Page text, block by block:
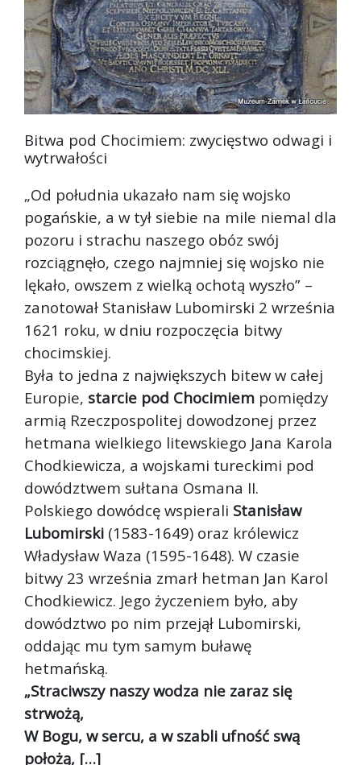
Bitwa pod Chocimiem: zwycięstwo odwagi i
wytrwałości
„Od południa ukazało nam się wojsko
pogańskie, a w tył siebie na mile niemal dla
pozoru i strachu naszego obóz swój
rozciągnęło, czego najmniej się wojsko nie
lękało, owszem z wielką ochotą wyszło” –
zanotował Stanisław Lubomirski 2 września
1621 roku, w dniu rozpoczęcia bitwy
chocimskiej.
Była to jedna z największych bitew w całej
Europie, starcie pod Chocimiem pomiędzy
armią Rzeczpospolitej dowodzonej przez
hetmana wielkiego litewskiego Jana Karola
Chodkiewicza, a wojskami tureckimi pod
dowództwem sułtana Osmana II.
Polskiego dowódcę wspierali Stanisław
Lubomirski (1583-1649) oraz królewicz
Władysław Waza (1595-1648). W czasie
bitwy 23 września zmarł hetman Jan Karol
Chodkiewicz. Jego życzeniem było, aby
dowództwo po nim przejął Lubomirski,
oddając mu tym samym buławę
hetmańską.
„Straciwszy naszy wodza nie zaraz się
strwożą,
W Bogu, w sercu, a w szabli ufność swą
położą, […]